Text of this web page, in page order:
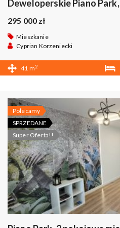
Deweloperskie Piano
295 000 zł
Mieszkanie
Cyprian Korzeniecki
41 m2
Polecamy
SPRZEDANE
Super Oferta!!